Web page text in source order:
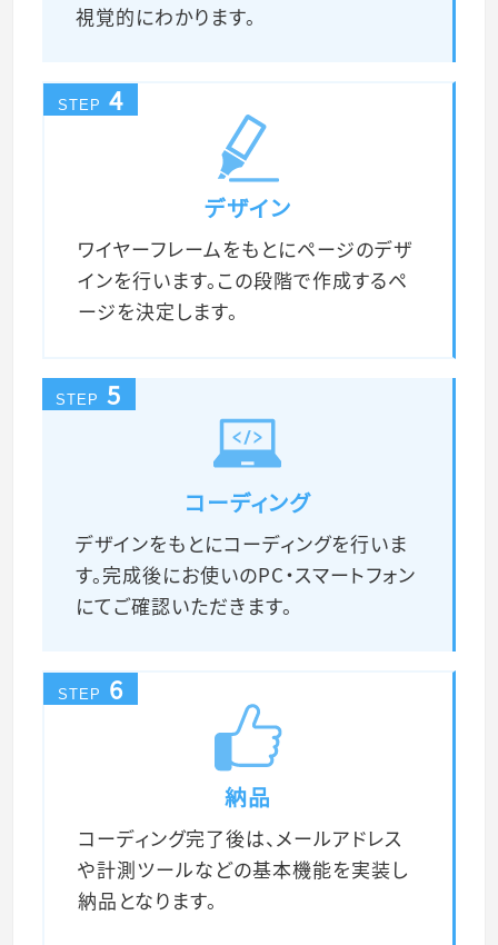
視覚的にわかります。
STEP 4
デザイン
ワイヤーフレームをもとにページのデザ
インを行います。この段階で作成するペ
ージを決定します。
STEP 5
コーディング
デザインをもとにコーディングを行いま
す。完成後にお使いのPC・スマートフォン
にてご確認いただきます。
STEP 6
納品
コーディング完了後は、メールアドレス
や計測ツールなどの基本機能を実装し
納品となります。